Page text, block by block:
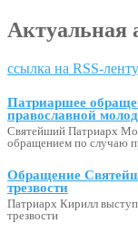
Актуальная
ссылка на RSS-ленту
Патриаршее
православной
Святейший Патриарх
обращением по случаю
Обращение
трезвости
Патриарх Кирилл
трезвости